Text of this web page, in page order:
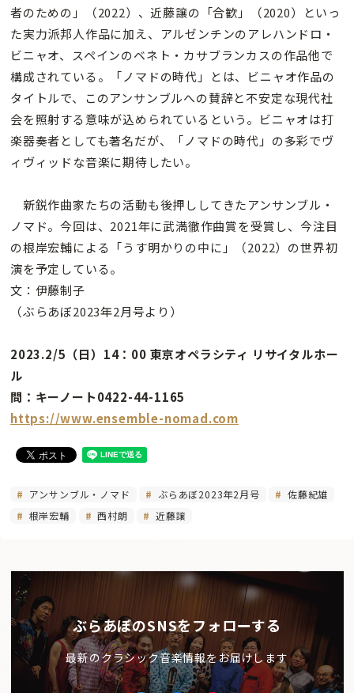
者のための」（2022）、近藤譲の「合歓」（2020）といっ
た実力派邦人作品に加え、アルゼンチンのアレハンドロ・
ビニャオ、スペインのベネト・カサブランカスの作品他で
構成されている。「ノマドの時代」とは、ビニャオ作品の
タイトルで、このアンサンブルへの賛辞と不安定な現代社
会を照射する意味が込められているという。ビニャオは打
楽器奏者としても著名だが、「ノマドの時代」の多彩でヴ
ィヴィッドな音楽に期待したい。
新鋭作曲家たちの活動も後押ししてきたアンサンブル・
ノマド。今回は、2021年に武満徹作曲賞を受賞し、今注目
の根岸宏輔による「うす明かりの中に」（2022）の世界初
演を予定している。
文：伊藤制子
（ぶらあぼ2023年2月号より）
2023.2/5（日）14：00 東京オペラシティ リサイタルホー
ル
問：キーノート0422-44-1165
https://www.ensemble-nomad.com
アンサンブル・ノマド ぶらあぼ2023年2月号
佐藤紀雄
根岸宏輔
西村朗 近藤譲
ぶらあぼのSNSをフォローする
最新のクラシック音楽情報をお届けします